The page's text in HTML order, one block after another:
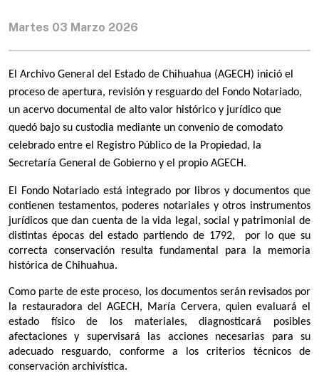
Martes 03 Marzo 2026
El Archivo General del Estado de Chihuahua (AGECH) inició el
proceso de apertura, revisión y resguardo del Fondo Notariado,
un acervo documental de alto valor histórico y jurídico que
quedó bajo su custodia mediante un convenio de comodato
celebrado entre el Registro Público de la Propiedad, la
Secretaría General de Gobierno y el propio AGECH.
El Fondo Notariado está integrado por libros y documentos que
contienen testamentos, poderes notariales y otros instrumentos
jurídicos que dan cuenta de la vida legal, social y patrimonial de
distintas épocas del estado partiendo de 1792,  por lo que su
correcta conservación resulta fundamental para la memoria
histórica de Chihuahua.
Como parte de este proceso, los documentos serán revisados por
la restauradora del AGECH, María Cervera, quien evaluará el
estado físico de los materiales, diagnosticará posibles
afectaciones y supervisará las acciones necesarias para su
adecuado resguardo, conforme a los criterios técnicos de
conservación archivística.